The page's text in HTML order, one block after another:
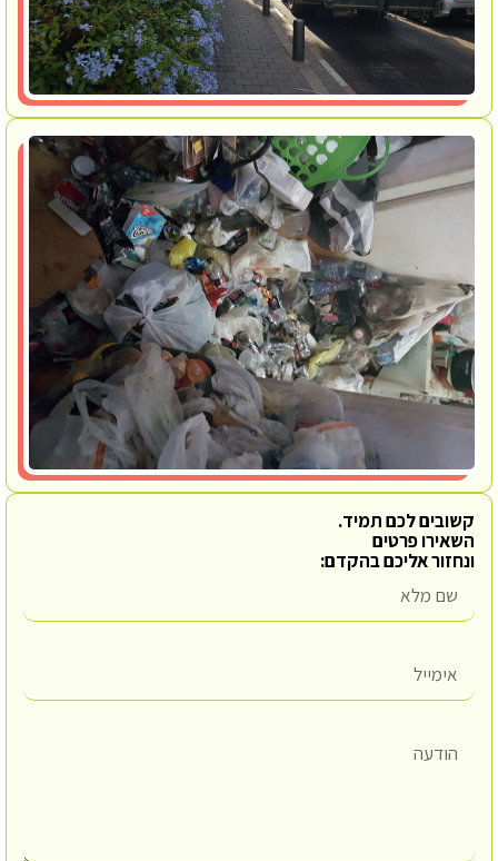
קשובים לכם תמיד.
השאירו פרטים
ונחזור אליכם בהקדם: